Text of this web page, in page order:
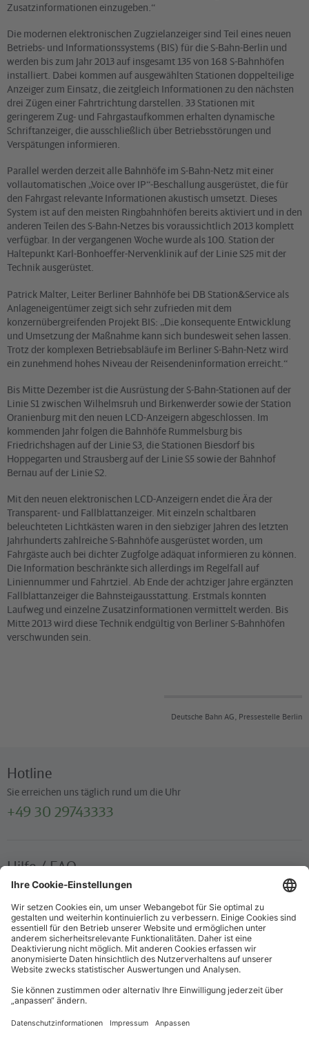
Zusatzinformationen einzugeben.“
Die modernen elektronischen Zugzielanzeiger sind Teil eines neuen
Betriebs- und Informationssystems (BIS) für die S-Bahn-Berlin und
werden bis zum Jahr 2013 auf insgesamt 135 von 168 S-Bahnhöfen
installiert. Dabei kommen auf ausgewählten Stationen doppelteilige
Anzeiger zum Einsatz, die zeitgleich Informationen zu den nächsten
drei Zügen einer Fahrtrichtung darstellen. 33 Stationen mit
geringerem Zug- und Fahrgastaufkommen erhalten dynamische
Schriftanzeiger, die ausschließlich über Betriebsstörungen und
Verspätungen informieren.
Parallel werden derzeit alle Bahnhöfe im S-Bahn-Netz mit einer
vollautomatischen „Voice over IP“-Beschallung ausgerüstet, die für
den Fahrgast relevante Informationen akustisch umsetzt. Dieses
System ist auf den meisten Ringbahnhöfen bereits aktiviert und in den
anderen Teilen des S-Bahn-Netzes bis voraussichtlich 2013 komplett
verfügbar. In der vergangenen Woche wurde als 100. Station der
Haltepunkt Karl-Bonhoeffer-Nervenklinik auf der Linie S25 mit der
Technik ausgerüstet.
Patrick Malter, Leiter Berliner Bahnhöfe bei DB Station&Service als
Anlageneigentümer zeigt sich sehr zufrieden mit dem
konzernübergreifenden Projekt BIS: „Die konsequente Entwicklung
und Umsetzung der Maßnahme kann sich bundesweit sehen lassen.
Trotz der komplexen Betriebsabläufe im Berliner S-Bahn-Netz wird
ein zunehmend hohes Niveau der Reisendeninformation erreicht.“
Bis Mitte Dezember ist die Ausrüstung der S-Bahn-Stationen auf der
Linie S1 zwischen Wilhelmsruh und Birkenwerder sowie der Station
Oranienburg mit den neuen LCD-Anzeigern abgeschlossen. Im
kommenden Jahr folgen die Bahnhöfe Rummelsburg bis
Friedrichshagen auf der Linie S3, die Stationen Biesdorf bis
Hoppegarten und Strausberg auf der Linie S5 sowie der Bahnhof
Bernau auf der Linie S2.
Mit den neuen elektronischen LCD-Anzeigern endet die Ära der
Transparent- und Fallblattanzeiger. Mit einzeln schaltbaren
beleuchteten Lichtkästen waren in den siebziger Jahren des letzten
Jahrhunderts zahlreiche S-Bahnhöfe ausgerüstet worden, um
Fahrgäste auch bei dichter Zugfolge adäquat informieren zu können.
Die Information beschränkte sich allerdings im Regelfall auf
Liniennummer und Fahrtziel. Ab Ende der achtziger Jahre ergänzten
Fallblattanzeiger die Bahnsteigausstattung. Erstmals konnten
Laufweg und einzelne Zusatzinformationen vermittelt werden. Bis
Mitte 2013 wird diese Technik endgültig von Berliner S-Bahnhöfen
verschwunden sein.
Deutsche Bahn AG, Pressestelle Berlin
Hotline
Sie erreichen uns täglich rund um die Uhr
+49 30 29743333
Hilfe / FAQ
Die wichtigsten Antworten und Hilfestellungen für unterwegs
Verkaufsstellen
Ticketverkauf und persönliche Beratung
Newsletter